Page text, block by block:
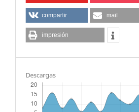
compartir mail
impresión
Descargas